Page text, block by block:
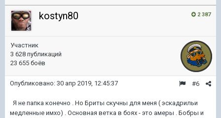
2 387
kostyn80
Участник
3 628 публикаций
23 655 боёв
#6
Опубликовано: 30 апр 2019, 12:45:37
Я не папка конечно . Но Бриты скучны для меня ( эскадрильи
медленные имхо) . Основная ветка в боях - это амеры . Бобры и